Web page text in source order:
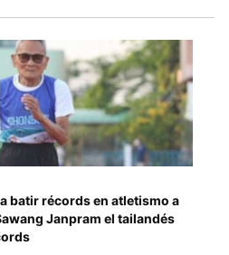
batir récords en atletismo a
Janpram el tailandés